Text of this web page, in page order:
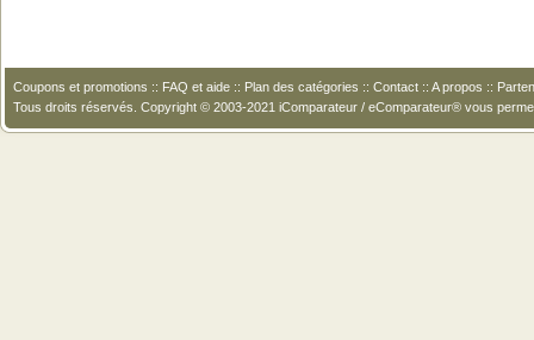
Coupons et promotions :: FAQ et aide :: Plan des catégories :: Contact :: A propos ::
Tous droits réservés. Copyright © 2003-2021 iComparateur / eComparateur® vous